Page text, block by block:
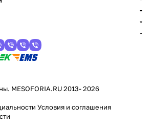
MESOFORIA.RU 2013- 2026
Условия и соглашения